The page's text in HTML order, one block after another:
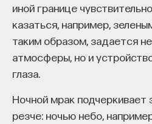
иной границе
казаться, например,
таким образом, задается
атмосферы, но и
глаза.
Ночной мрак
резче: ночью небо,